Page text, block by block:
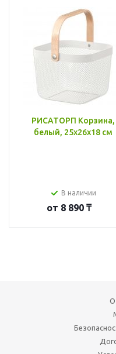
РИСАТОРП Корзина,
белый, 25x26x18 см
В наличии
от 8 890 ₸
О